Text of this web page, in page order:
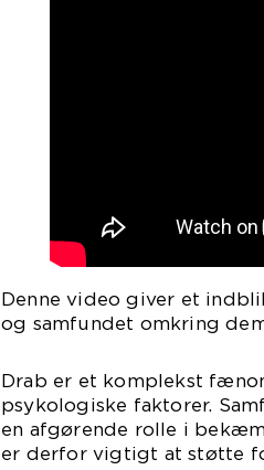
Denne video giver et
og samfundet omkring
Drab er et komplekst
psykologiske faktorer.
en afgørende rolle i
er derfor vigtigt at støtte